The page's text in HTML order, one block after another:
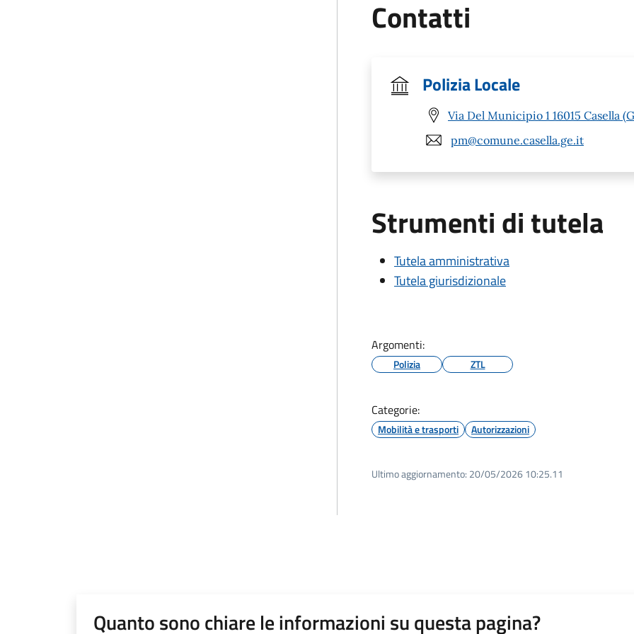
Contatti
Polizia Locale
Via Del Municipio 1 16015 Casella
pm@comune.casella.ge.it
Strumenti di tutela
Tutela amministrativa
Tutela giurisdizionale
Argomenti:
Polizia ZTL
Categorie:
Mobilità e trasporti Autorizzazioni
Ultimo aggiornamento: 20/05/2026 10:25.11
Quanto sono chiare le informazioni su questa pagina?